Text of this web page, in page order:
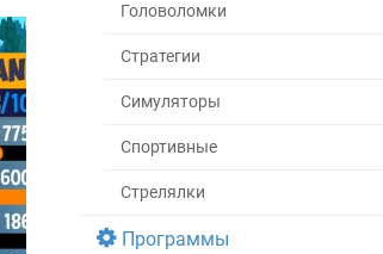
Головоломки
Стратегии
Симуляторы
Спортивные
Стрелялки
Программы